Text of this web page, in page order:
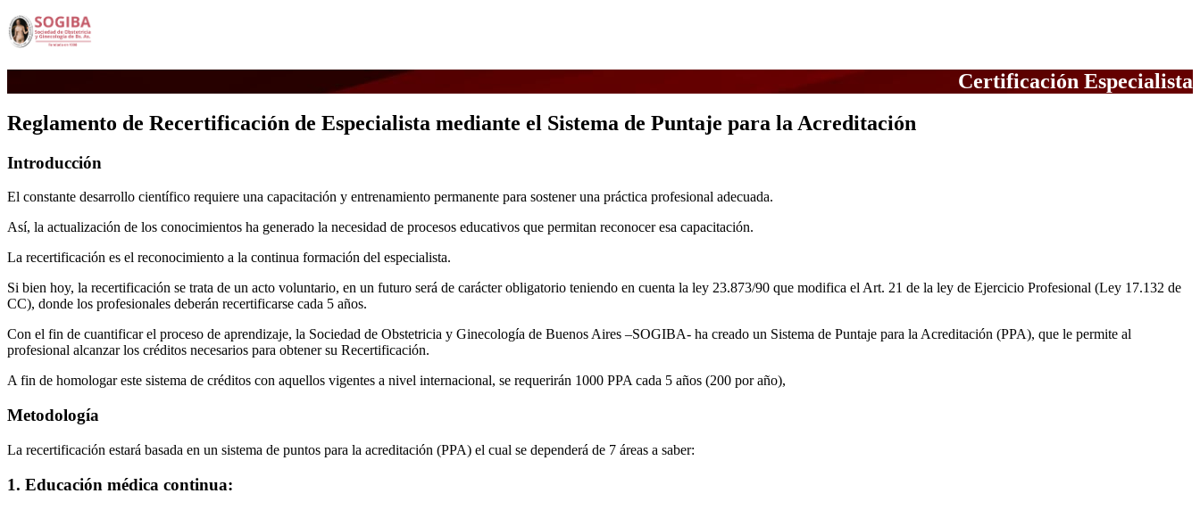
Certificación Especialista
Reglamento de Recertificación de Especialista mediante el Sistema de Puntaje para la Acreditación
Introducción
El constante desarrollo científico requiere una capacitación y entrenamiento permanente para sostener una práctica profesional adecuada.
Así, la actualización de los conocimientos ha generado la necesidad de procesos educativos que permitan reconocer esa capacitación.
La recertificación es el reconocimiento a la continua formación del especialista.
Si bien hoy, la recertificación se trata de un acto voluntario, en un futuro será de carácter obligatorio teniendo en cuenta la ley 23.873/90 que modifica el Art. 21 de la ley de Ejercicio Profesional (Ley 17.132 de
CC), donde los profesionales deberán recertificarse cada 5 años.
Con el fin de cuantificar el proceso de aprendizaje, la Sociedad de Obstetricia y Ginecología de Buenos Aires –SOGIBA- ha creado un Sistema de Puntaje para la Acreditación (PPA), que le permite al
profesional alcanzar los créditos necesarios para obtener su Recertificación.
A fin de homologar este sistema de créditos con aquellos vigentes a nivel internacional, se requerirán 1000 PPA cada 5 años (200 por año),
Metodología
La recertificación estará basada en un sistema de puntos para la acreditación (PPA) el cual se dependerá de 7 áreas a saber:
1. Educación médica continua: